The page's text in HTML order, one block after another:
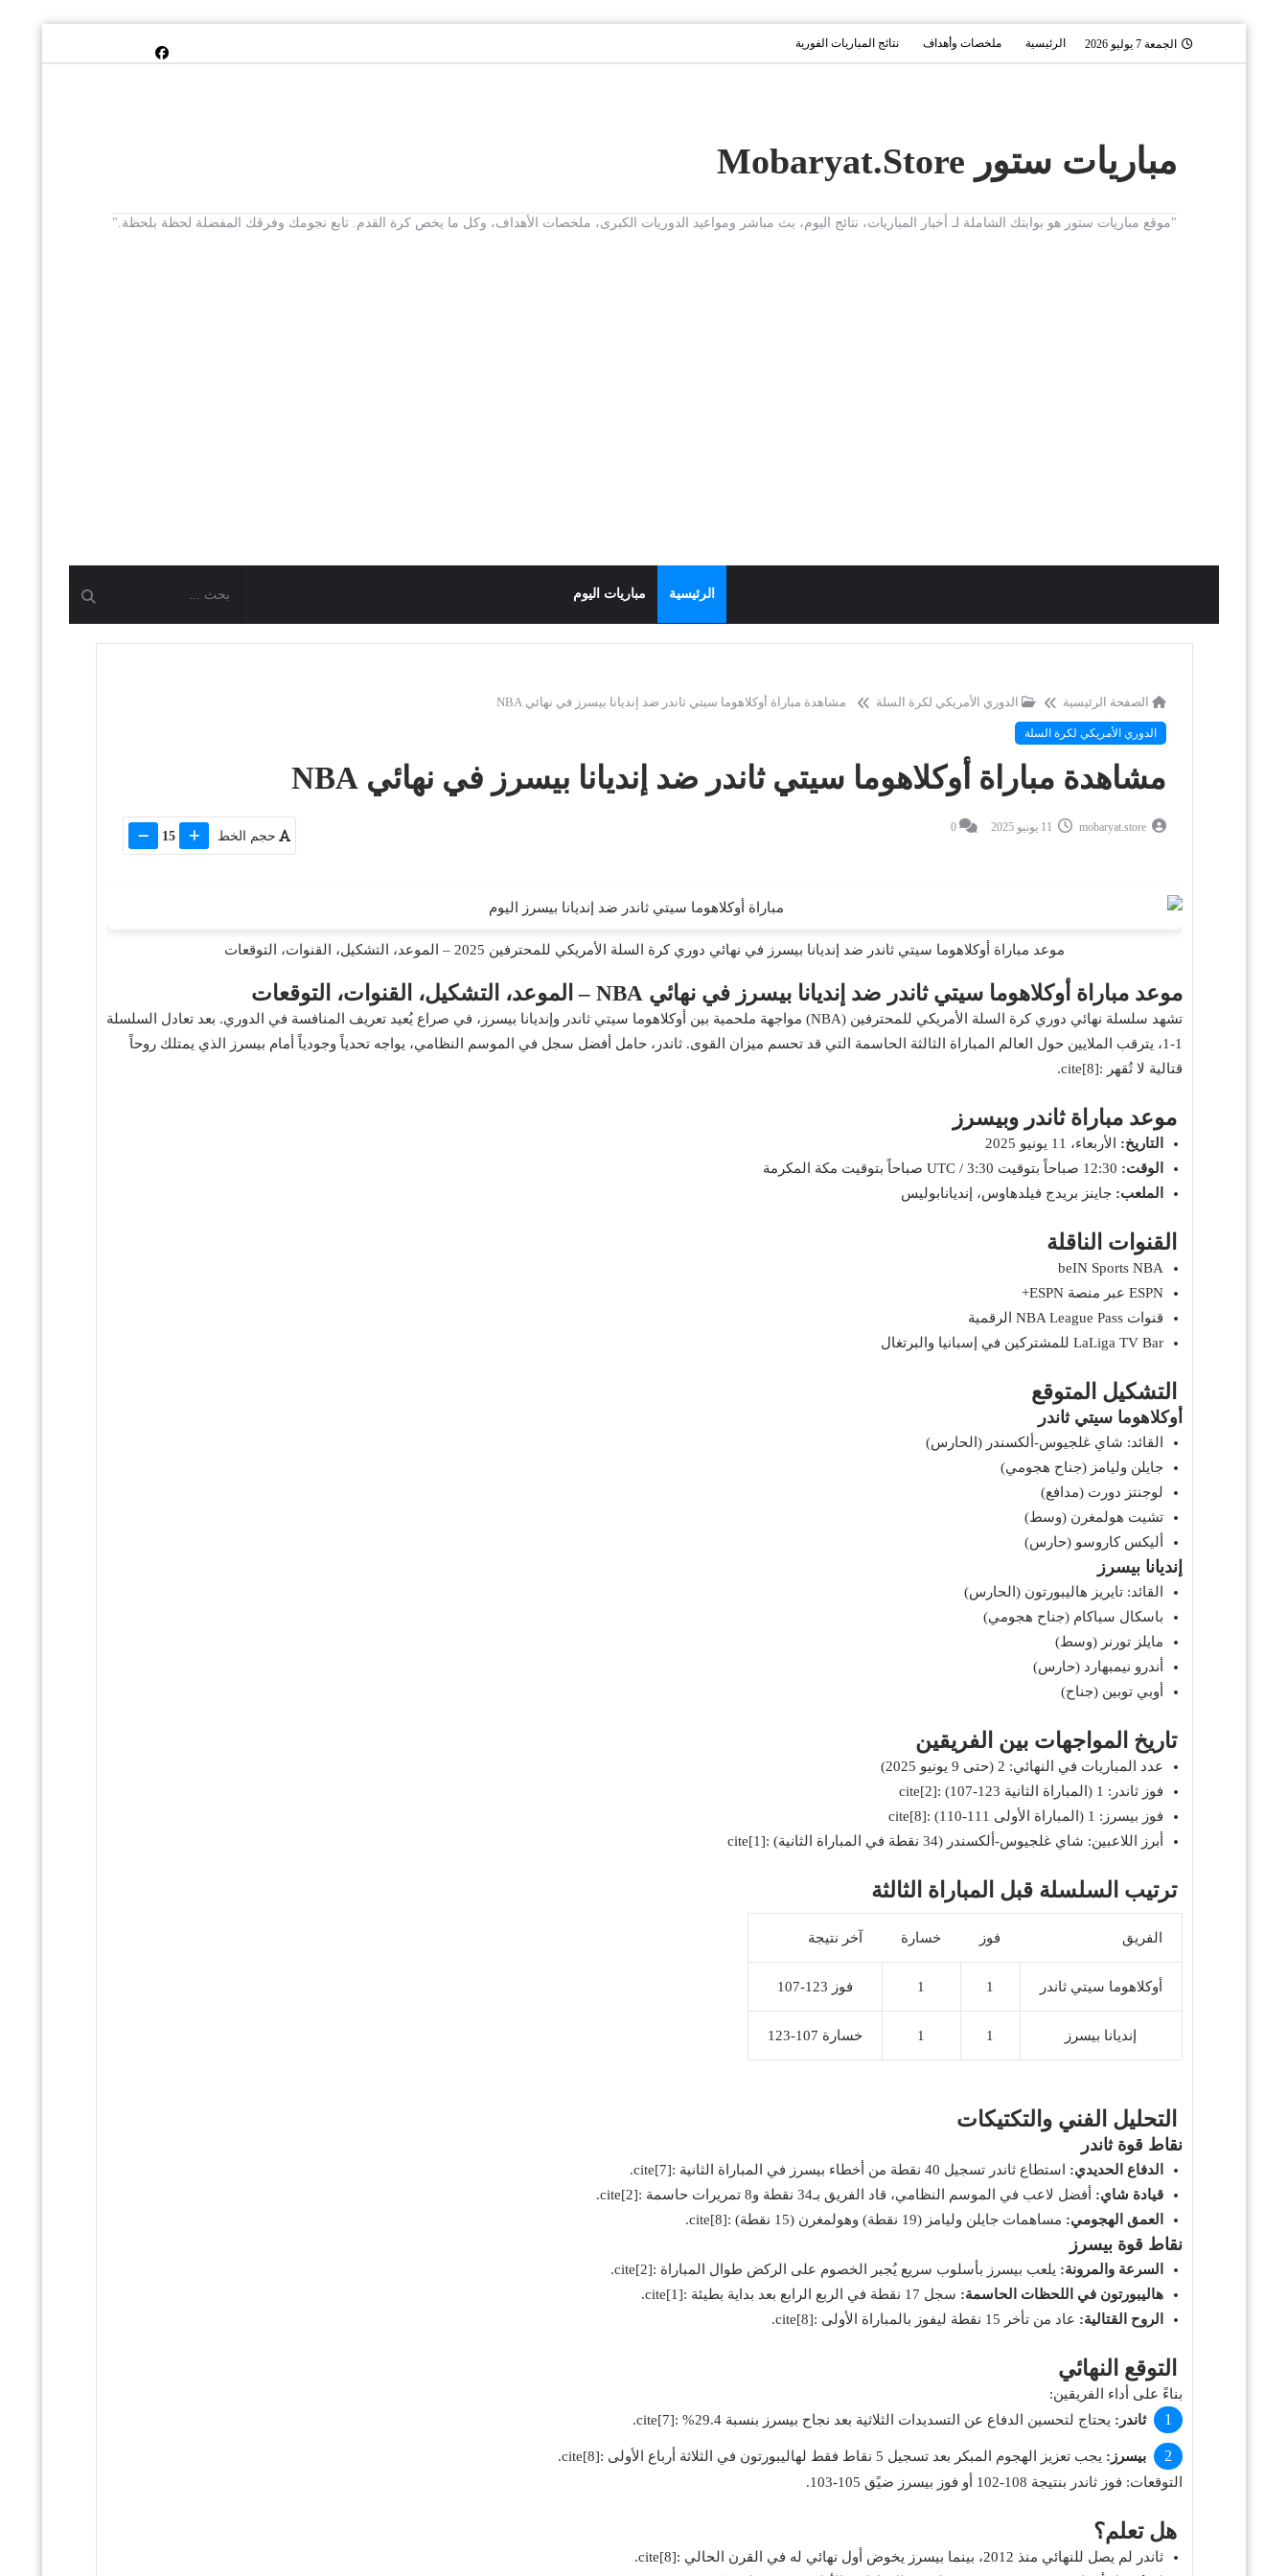
الجمعة 7 يوليو 2026 الرئيسية ملخصات وأهداف نتائج المباريات الفورية
مباريات ستور Mobaryat.Store
"موقع مباريات ستور هو بوابتك الشاملة لـ أخبار المباريات، نتائج اليوم، بث مباشر ومواعيد الدوريات الكبرى، ملخصات الأهداف، وكل ما يخص كرة القدم. تابع نجومك وفرقك المفضلة لحظة بلحظة."
الرئيسية مباريات اليوم
الصفحة الرئيسية الدوري الأمريكي لكرة السلة مشاهدة مباراة أوكلاهوما سيتي ثاندر ضد إنديانا بيسرز في نهائي NBA
الدوري الأمريكي لكرة السلة
مشاهدة مباراة أوكلاهوما سيتي ثاندر ضد إنديانا بيسرز في نهائي NBA
mobaryat.store
0
حجم الخط 15
موعد مباراة أوكلاهوما سيتي ثاندر ضد إنديانا بيسرز في نهائي دوري كرة السلة الأمريكي للمحترفين 2025 – الموعد، التشكيل، القنوات، التوقعات
موعد مباراة أوكلاهوما سيتي ثاندر ضد إنديانا بيسرز في نهائي NBA – الموعد، التشكيل، القنوات، التوقعات
تشهد سلسلة نهائي دوري كرة السلة الأمريكي للمحترفين (NBA) مواجهة ملحمية بين أوكلاهوما سيتي ثاندر وإنديانا بيسرز، في صراع يُعيد تعريف المنافسة في الدوري. بعد تعادل السلسلة
1-1، يترقب الملايين حول العالم المباراة الثالثة الحاسمة التي قد تحسم ميزان القوى. ثاندر، حامل أفضل سجل في الموسم النظامي، يواجه تحدياً وجودياً أمام بيسرز الذي يمتلك روحاً
قتالية لا تُقهر :cite[8].
موعد مباراة ثاندر وبيسرز
التاريخ: الأربعاء، 11 يونيو 2025
الوقت:
الملعب: جاينز بريدج فيلدهاوس، إنديانابوليس
القنوات الناقلة
beIN Sports NBA
ESPN عبر منصة ESPN+
قنوات NBA League Pass الرقمية
LaLiga TV Bar للمشتركين في إسبانيا والبرتغال
التشكيل المتوقع
أوكلاهوما سيتي ثاندر
القائد: شاي غلجيوس-ألكسندر (الحارس)
جايلن وليامز (جناح هجومي)
لوجنتز دورت (مدافع)
تشيت هولمغرن (وسط)
أليكس كاروسو (حارس)
إنديانا بيسرز
القائد: تايريز هاليبورتون (الحارس)
باسكال سياكام (جناح هجومي)
مايلز تورنر (وسط)
أندرو نيمبهارد (حارس)
أوبي توبين (جناح)
تاريخ المواجهات بين الفريقين
عدد المباريات في النهائي: 2 (حتى 9 يونيو 2025)
فوز ثاندر: 1 (المباراة الثانية 123-107) :cite[2]
فوز بيسرز: 1 (المباراة الأولى 111-110) :cite[8]
أبرز اللاعبين: شاي غلجيوس-ألكسندر (34 نقطة في المباراة الثانية) :cite[1]
ترتيب السلسلة قبل المباراة الثالثة
الفريق فوز خسارة آخر نتيجة
أوكلاهوما سيتي ثاندر 1
1 فوز 123-107
إنديانا بيسرز 1
1 خسارة 107-123
التحليل الفني والتكتيكات
نقاط قوة ثاندر
الدفاع الحديدي: استطاع ثاندر تسجيل 40 نقطة من أخطاء بيسرز في المباراة الثانية :cite[7].
قيادة شاي: أفضل لاعب في الموسم النظامي، قاد الفريق بـ34 نقطة و8 تمريرات حاسمة :cite[2].
العمق الهجومي: مساهمات جايلن وليامز (19 نقطة) وهولمغرن (15 نقطة) :cite[8].
نقاط قوة بيسرز
السرعة والمرونة: يلعب بيسرز بأسلوب سريع يُجبر الخصوم على الركض طوال المباراة :cite[2].
هاليبورتون في اللحظات الحاسمة: سجل 17 نقطة في الربع الرابع بعد بداية بطيئة :cite[1].
الروح القتالية: عاد من تأخر 15 نقطة ليفوز بالمباراة الأولى :cite[8].
التوقع النهائي
بناءً على أداء الفريقين:
ثاندر: يحتاج لتحسين الدفاع عن التسديدات الثلاثية بعد نجاح بيسرز بنسبة 29.4% :cite[7].
بيسرز: يجب تعزيز الهجوم المبكر بعد تسجيل 5 نقاط فقط لهاليبورتون في الثلاثة أرباع الأولى :cite[8].
التوقعات: فوز ثاندر بنتيجة 108-102 أو فوز بيسرز ضيًق 105-103.
هل تعلم؟
ثاندر لم يصل للنهائي منذ 2012، بينما بيسرز يخوض أول نهائي له في القرن الحالي :cite[8].